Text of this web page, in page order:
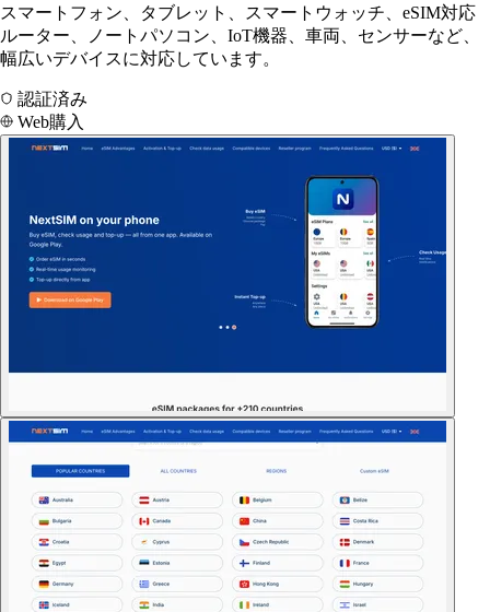
スマートフォン、タブレット、スマートウォッチ、eSIM対応
ルーター、ノートパソコン、IoT機器、車両、センサーなど、
幅広いデバイスに対応しています。
認証済み
Web購入